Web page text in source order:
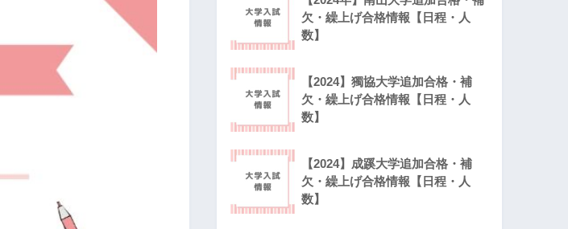
欠・繰上げ合格情報【日程・人
数】
【2024】獨協大学追加合格・補
欠・繰上げ合格情報【日程・人
数】
【2024】成蹊大学追加合格・補
欠・繰上げ合格情報【日程・人
数】